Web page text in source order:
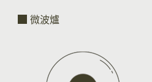
微波爐